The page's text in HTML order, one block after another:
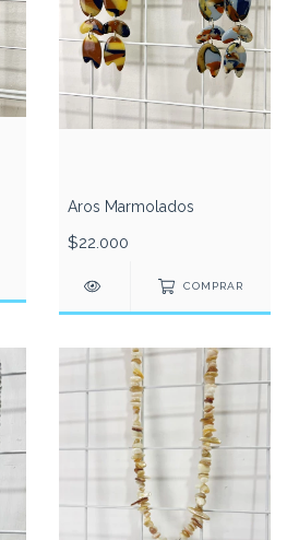
Aros Marmolados
$22.000
COMPRAR